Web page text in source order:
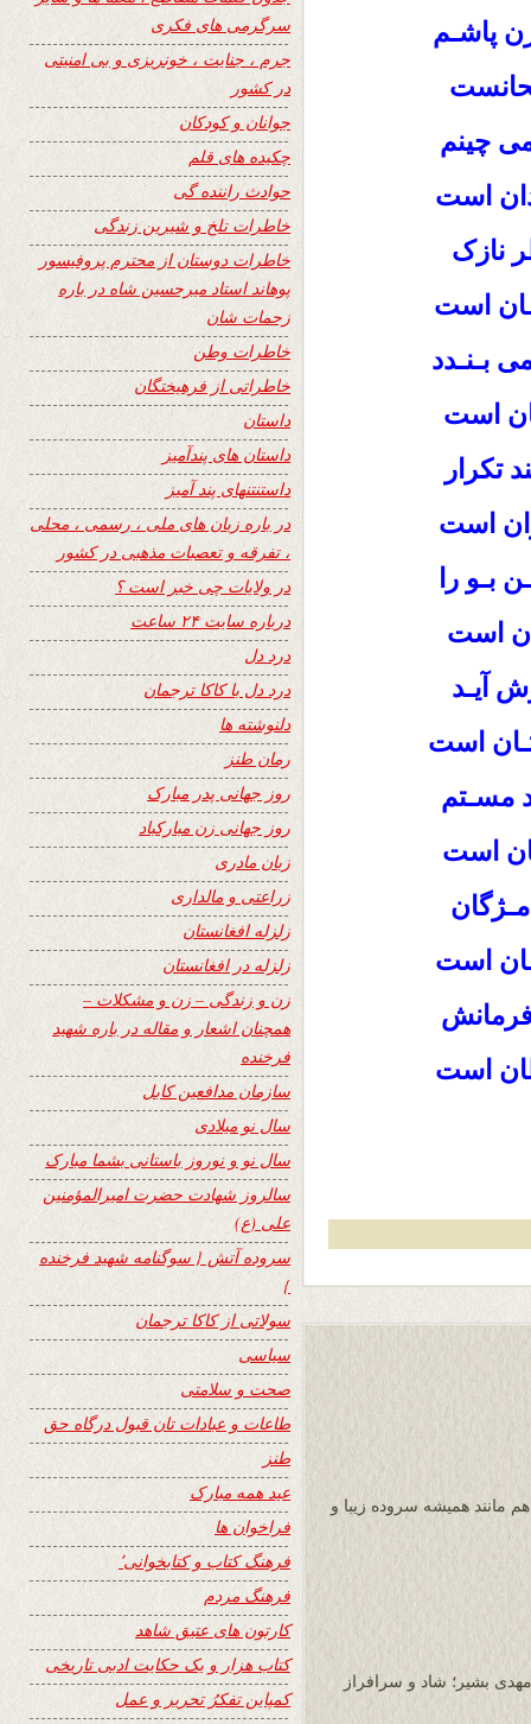
پاشـم
چینم
است
نازک
است
بـنـدد
است
تکرار
است
بـو را
است
آیـد
است
مسـتم
است
است
است
مانند همیشه سروده زیبا و
بشیر؛ شاد و سرافراز
سرگرمی های فکری
جرم ، جنایت ، خونریزی و بی امنیتی
در کشور
جوانان و کودکان
چکیده های قلم
حوادث راننده گی
خاطرات تلخ و شیرین زندگی
خاطرات دوستان از محترم پروفیسور
پوهاند استاد میرحسین شاه در باره
زحمات شان
خاطرات وطن
خاطراتی از فرهیختگان
داستان
داستان های پندآمیز
داستنتنهای پند آمیز
در باره زبان های ملی ، رسمی ، محلی
، تفرقه و تعصبات مذهبی در کشور
در ولایات چی خبر است ؟
درباره سایت ۲۴ ساعت
درد دل
درد دل با کاکا ترجمان
دلنوشته ها
رمان طنز
روز جهانی پدر مبارک
روز جهانی زن مبارکباد
زبان مادری
زراعتی و مالداری
زلزله افغانستان
زلزله در افغانستان
زن و زندگی – زن و مشکلات –
همچنان اشعار و مقاله در باره شهید
فرخنده
سازمان مدافعین کابل
سال نو میلادی
سال نو و نوروز باستانی بشما مبارک
سالروز شهادت حضرت امیرالمؤمنین
علی (ع)
سروده آتش { سوگنامه شهید فرخنده
}
سولاتی از کاکا ترجمان
سیاسی
صحت و سلامتی
طاعات و عبادات تان قبول درگاه حق
طنز
عید همه مبارک
فراخوان ها
فرهنگ کتاب و کتابخوانی٬
فرهنگ مردم
کارتون های عتیق شاهد
کتاب هزار و یک حکایت ادبی تاریخی
کمپاین تفکرُ تحریر و عمل